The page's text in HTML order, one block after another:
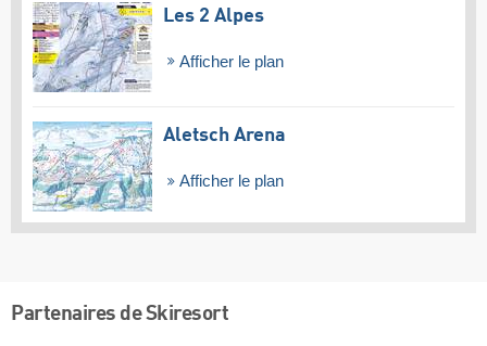
Les 2 Alpes
Afficher le plan
Aletsch Arena
Afficher le plan
Partenaires de Skiresort